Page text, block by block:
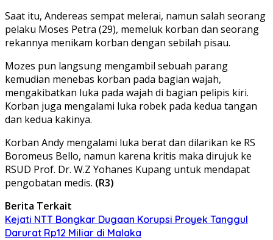
Saat itu, Andereas sempat melerai, namun salah seorang
pelaku Moses Petra (29), memeluk korban dan seorang
rekannya menikam korban dengan sebilah pisau.
Mozes pun langsung mengambil sebuah parang
kemudian menebas korban pada bagian wajah,
mengakibatkan luka pada wajah di bagian pelipis kiri.
Korban juga mengalami luka robek pada kedua tangan
dan kedua kakinya.
Korban Andy mengalami luka berat dan dilarikan ke RS
Boromeus Bello, namun karena kritis maka dirujuk ke
RSUD Prof. Dr. W.Z Yohanes Kupang untuk mendapat
pengobatan medis. (R3)
Berita Terkait
Kejati NTT Bongkar Dugaan Korupsi Proyek Tanggul
Darurat Rp12 Miliar di Malaka